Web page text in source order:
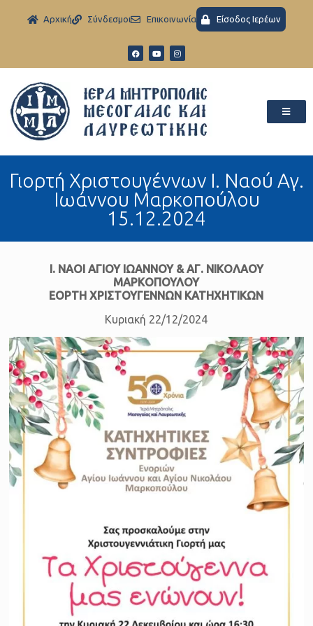
Aρχική Σύνδεσμοι Eπικοινωνία Είσοδος Ιερέων
Γιορτή Χριστουγέννων Ι. Ναού Αγ.
Ιωάννου Μαρκοπούλου
15.12.2024
Ι. ΝΑΟΙ ΑΓΙΟΥ ΙΩΑΝΝΟΥ & ΑΓ. ΝΙΚΟΛΑΟΥ
ΜΑΡΚΟΠΟΥΛΟΥ
ΕΟΡΤΗ ΧΡΙΣΤΟΥΓΕΝΝΩΝ ΚΑΤΗΧΗΤΙΚΩΝ
Κυριακή 22/12/2024